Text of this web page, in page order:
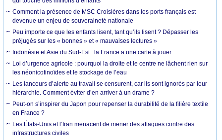
Comment la présence de MSC Croisières dans les ports français est
devenue un enjeu de souveraineté nationale
Peu importe ce que les enfants lisent, tant qu’ils lisent ? Dépasser les
préjugés sur les « bonnes » et « mauvaises lectures »
Indonésie et Asie du Sud-Est : la France a une carte à jouer
Loi d’urgence agricole : pourquoi la droite et le centre ne lâchent rien sur
les néonicotinoïdes et le stockage de l’eau
Les lanceurs d’alerte au travail se censurent, car ils sont ignorés par leur
hiérarchie. Comment éviter d’en arriver à un drame ?
Peut-on s’inspirer du Japon pour repenser la durabilité de la filière textile
en France ?
Les États-Unis et l’Iran menacent de mener des attaques contre des
infrastructures civiles